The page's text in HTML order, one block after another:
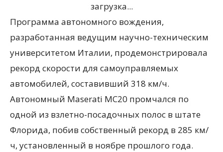
загрузка...
Программа автономного вождения,
разработанная ведущим научно-техническим
университетом Италии, продемонстрировала
рекорд скорости для самоуправляемых
автомобилей, составивший 318 км/ч.
Автономный Maserati MC20 промчался по
одной из взлетно-посадочных полос в штате
Флорида, побив собственный рекорд в 285 км/
ч, установленный в ноябре прошлого года.